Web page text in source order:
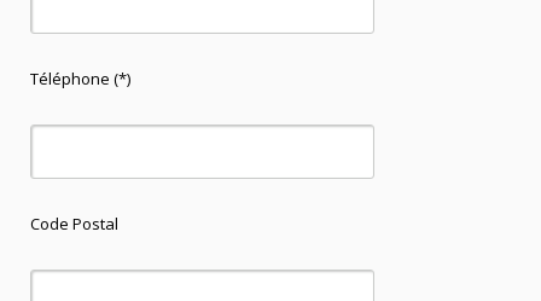
Téléphone (*)
Code Postal